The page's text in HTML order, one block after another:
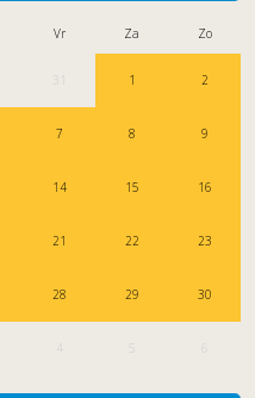
Vr Za Zo
1 2
7 8 9
14 15 16
21 22 23
28 29 30
4